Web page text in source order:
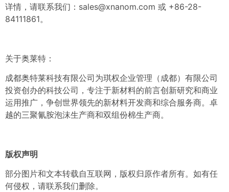
详情，请联系我们： sales@xnanom.com 或 +86-28-
84111861。
关于奥莱特：
成都奥特莱科技有限公司为琪权企业管理（成都）有限公司
投资创办的科技公司，专注于新材料的前言创新研究和商业
运用推广，争创世界领先的新材料开发商和综合服务商。卓
越的三聚氰胺泡沫生产商和双组份棉生产商。
版权声明
部分图片和文本转载自互联网，版权归原作者所有。如有任
何侵权，请联系我们删除。